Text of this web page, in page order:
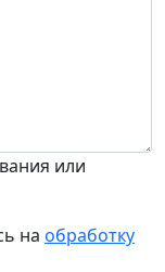
или
на обработку